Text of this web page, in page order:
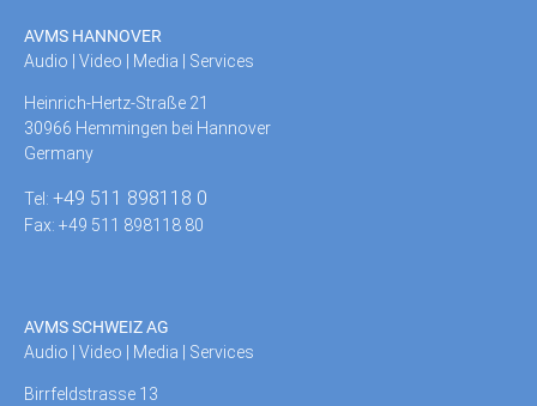
AVMS HANNOVER
Audio | Video | Media | Services
Heinrich-Hertz-Straße 21
30966 Hemmingen bei Hannover
Germany
Tel: +49 511 898118 0
Fax: +49 511 898118 80
AVMS SCHWEIZ AG
Audio | Video | Media | Services
Birrfeldstrasse 13